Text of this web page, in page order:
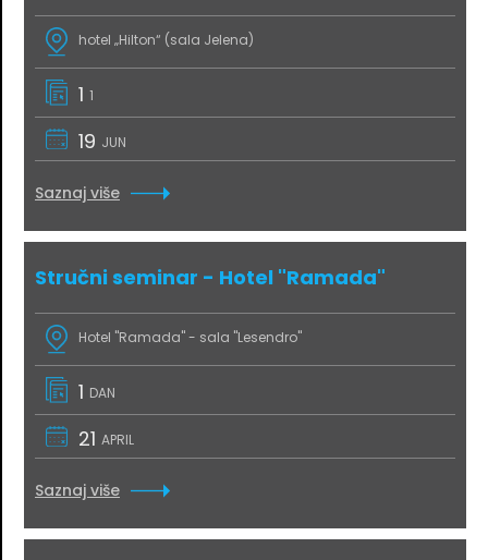
hotel „Hilton“ (sala Jelena)
1 1
19 JUN
Saznaj više
Stručni seminar - Hotel "Ramada"
Hotel "Ramada" - sala "Lesendro"
1 DAN
21 APRIL
Saznaj više